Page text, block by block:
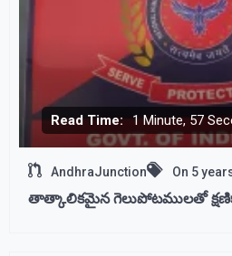
Read Time: 1 Minute, 57
AndhraJunction On 5
తాత్కాలికమైన గెలుపోటములతో